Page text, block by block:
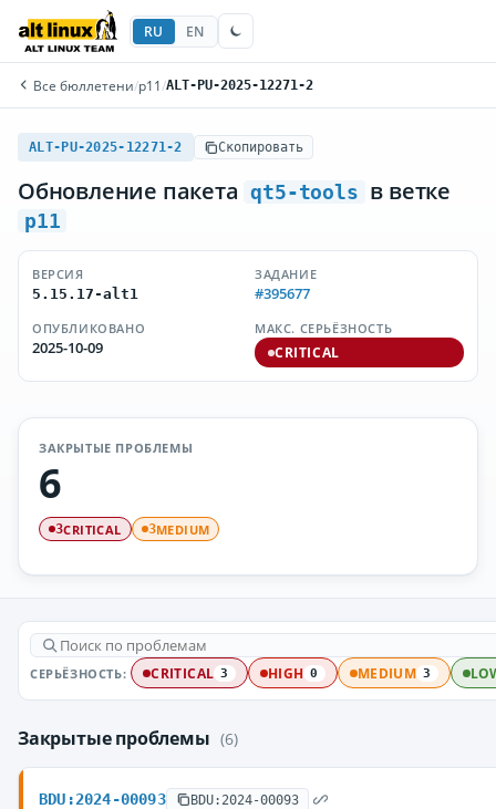
RU EN
Все бюллетени/p11 /ALT-PU-2025-12271-2
ALT-PU-2025-12271-2 Скопировать
Обновление пакета qt5-tools в ветке
p11
ВЕРСИЯ
5.15.17-alt1
ЗАДАНИЕ
#395677
ОПУБЛИКОВАНО
2025-10-09
МАКС. СЕРЬЁЗНОСТЬ
CRITICAL
ЗАКРЫТЫЕ ПРОБЛЕМЫ
6
3CRITICAL 3MEDIUM
СЕРЬЁЗНОСТЬ: CRITICAL 3 HIGH 0 MEDIUM 3
Закрытые проблемы (6)
BDU:2024-00093 BDU:2024-00093